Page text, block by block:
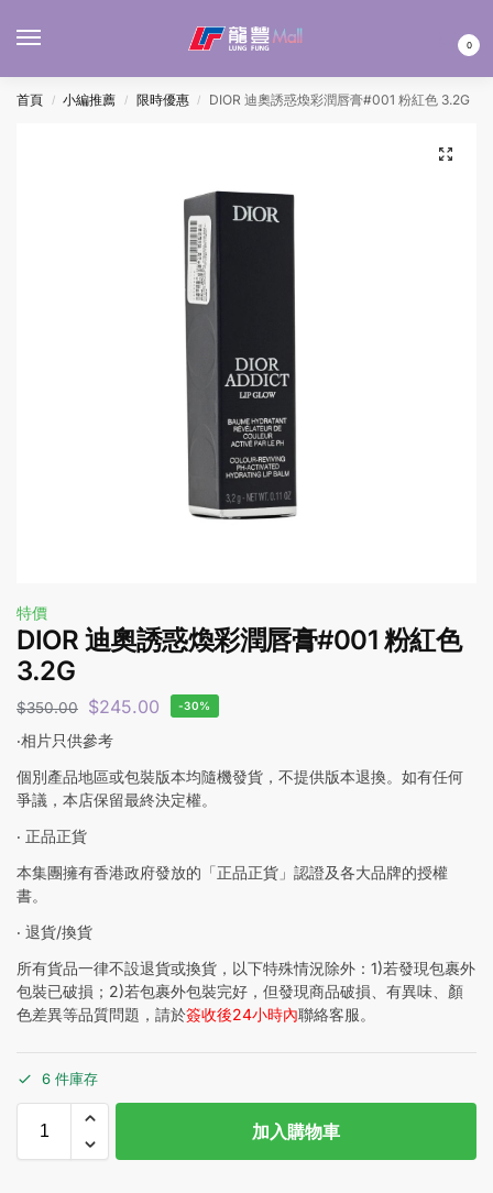
0
首頁 / 小編推薦 / 限時優惠 / DIOR 迪奧誘惑煥彩潤唇膏#001 粉紅色 3.2G
特價
DIOR 迪奧誘惑煥彩潤唇膏#001 粉紅色
3.2G
$350.00 $245.00 -30%
‧相片只供參考
個別產品地區或包裝版本均隨機發貨，不提供版本退換。如有任何
爭議，本店保留最終決定權。
‧ 正品正貨
本集團擁有香港政府發放的「正品正貨」認證及各大品牌的授權
書。
‧ 退貨/換貨
所有貨品一律不設退貨或換貨，以下特殊情況除外：1)若發現包裹外
包裝已破損；2)若包裹外包裝完好，但發現商品破損、有異味、顏
色差異等品質問題，請於簽收後24小時內聯絡客服。
6 件庫存
加入購物車